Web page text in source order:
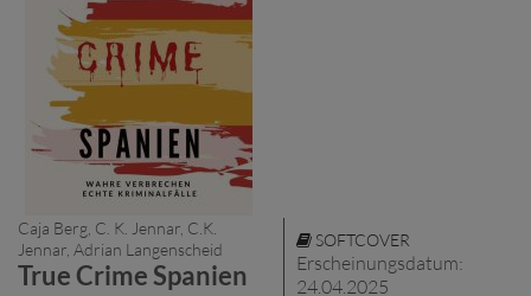
Caja Berg, C. K. Jennar, C.K.
Jennar, Adrian Langenscheid
True Crime Spanien
SOFTCOVER
Erscheinungsdatum:
24.04.2025